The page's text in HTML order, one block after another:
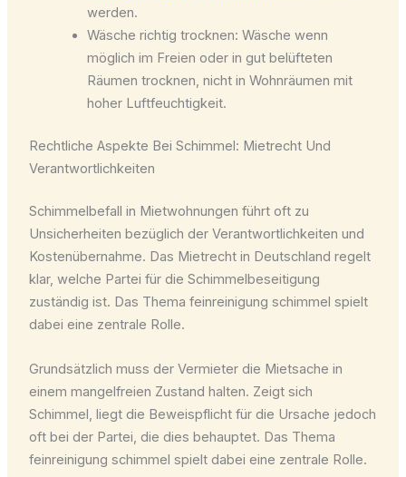
werden.
Wäsche richtig trocknen: Wäsche wenn
möglich im Freien oder in gut belüfteten
Räumen trocknen, nicht in Wohnräumen mit
hoher Luftfeuchtigkeit.
Rechtliche Aspekte Bei Schimmel: Mietrecht Und
Verantwortlichkeiten
Schimmelbefall in Mietwohnungen führt oft zu
Unsicherheiten bezüglich der Verantwortlichkeiten und
Kostenübernahme. Das Mietrecht in Deutschland regelt
klar, welche Partei für die Schimmelbeseitigung
zuständig ist. Das Thema feinreinigung schimmel spielt
dabei eine zentrale Rolle.
Grundsätzlich muss der Vermieter die Mietsache in
einem mangelfreien Zustand halten. Zeigt sich
Schimmel, liegt die Beweispflicht für die Ursache jedoch
oft bei der Partei, die dies behauptet. Das Thema
feinreinigung schimmel spielt dabei eine zentrale Rolle.